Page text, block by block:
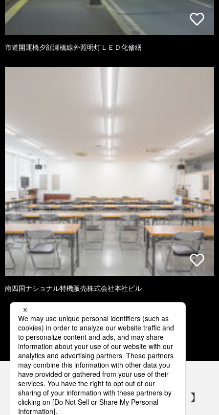
市道開運橋夕顔瀬橋線外照明灯ＬＥＤ化修繕
南四国ナショナル特機販売株式会社本社ビル
1 2 3 4 5
パナソニックの電気設備 SNSアカウント